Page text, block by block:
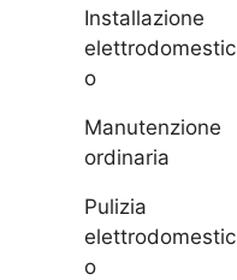
Installazione
elettrodomestic
o
Manutenzione
ordinaria
Pulizia
elettrodomestic
o